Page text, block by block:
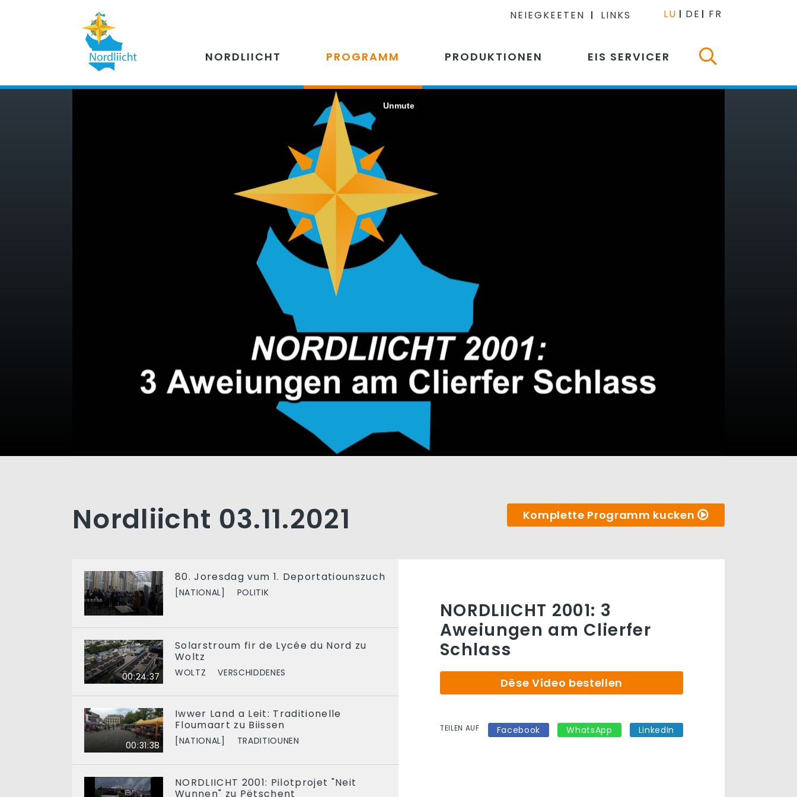
NEIEGKEETEN LINKS LU DE FR
NORDLIICHT PROGRAMM PRODUKTIONEN EIS SERVICER
Nordliicht 03.11.2021 Komplette Programm kucken
80. Joresdag vum 1. Deportatiounszuch
[NATIONAL] POLITIK
00:24:37
Solarstroum fir de Lycée du Nord zu
Woltz
WOLTZ VERSCHIDDENES
00:31:38
Iwwer Land a Leit: Traditionelle
Floumaart zu Biissen
[NATIONAL] TRADITIOUNEN
NORDLIICHT 2001: Pilotprojet "Neit
Wunnen" zu Pëtschent
NORDLIICHT 2001: 3
Aweiungen am Clierfer
Schlass
Dëse Video bestellen
TEILEN AUF Facebook WhatsApp LinkedIn